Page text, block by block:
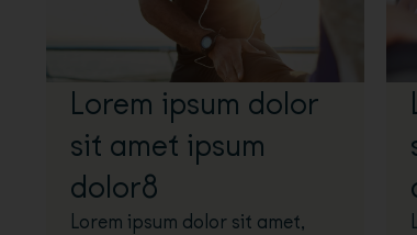
Lorem ipsum dolor
sit amet ipsum
dolor8
Lorem ipsum dolor sit amet,